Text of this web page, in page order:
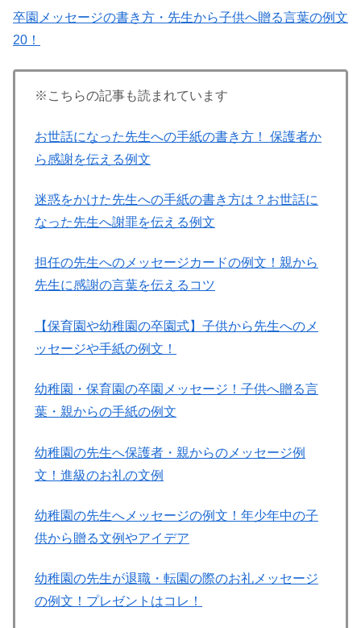
卒園メッセージの書き方・先生から子供へ贈る言葉の例文
20！
※こちらの記事も読まれています
お世話になった先生への手紙の書き方！ 保護者か
ら感謝を伝える例文
迷惑をかけた先生への手紙の書き方は？お世話に
なった先生へ謝罪を伝える例文
担任の先生へのメッセージカードの例文！親から
先生に感謝の言葉を伝えるコツ
【保育園や幼稚園の卒園式】子供から先生へのメ
ッセージや手紙の例文！
幼稚園・保育園の卒園メッセージ！子供へ贈る言
葉・親からの手紙の例文
幼稚園の先生へ保護者・親からのメッセージ例
文！進級のお礼の文例
幼稚園の先生へメッセージの例文！年少年中の子
供から贈る文例やアイデア
幼稚園の先生が退職・転園の際のお礼メッセージ
の例文！プレゼントはコレ！